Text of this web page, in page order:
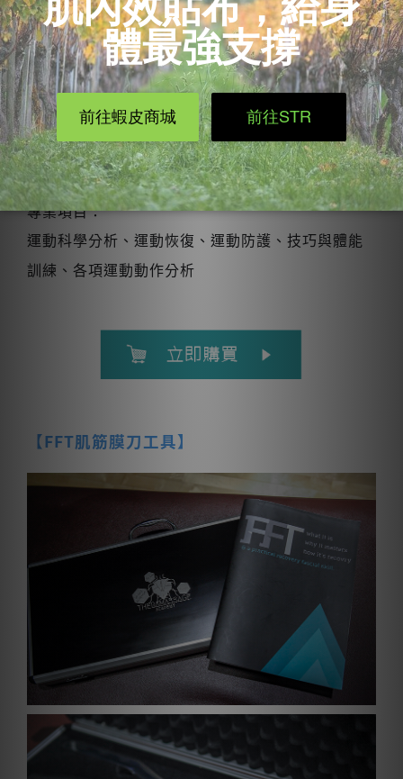
負責人：Bon（訓練師）
經歷：
THERAMASSAGE運動按摩負責人（現）｜中華民
國健身運動協會 運動按摩講師（現）｜善化高中籃
球隊 訓練師（現）｜中華自由車隊 運動防護員｜戰
神棒球隊 運動防護員｜台北市聯合醫院 物理治療師
｜
專業項目：
運動科學分析、運動恢復、運動防護、技巧與體能
訓練、各項運動動作分析
【FFT肌筋膜刀工具】